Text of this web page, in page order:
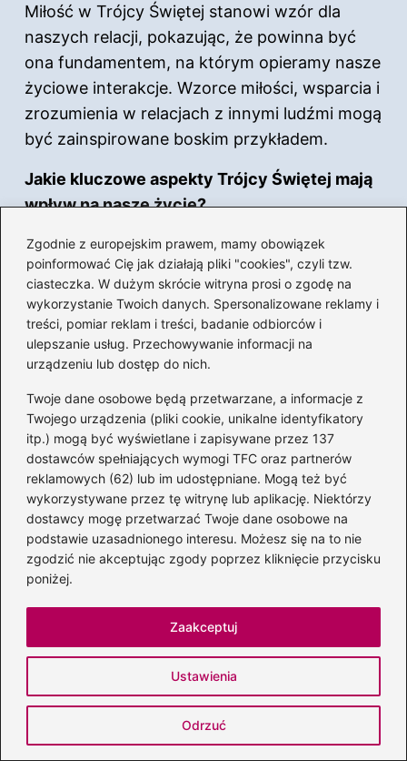
Zgodnie z europejskim prawem, mamy obowiązek
poinformować Cię jak działają pliki "cookies", czyli tzw.
ciasteczka. W dużym skrócie witryna prosi o zgodę na
wykorzystanie Twoich danych. Spersonalizowane reklamy i
treści, pomiar reklam i treści, badanie odbiorców i
ulepszanie usług. Przechowywanie informacji na
urządzeniu lub dostęp do nich.
Twoje dane osobowe będą przetwarzane, a informacje z
Twojego urządzenia (pliki cookie, unikalne identyfikatory
itp.) mogą być wyświetlane i zapisywane przez 137
dostawców spełniających wymogi TFC oraz partnerów
reklamowych (62) lub im udostępniane. Mogą też być
wykorzystywane przez tę witrynę lub aplikację. Niektórzy
dostawcy mogę przetwarzać Twoje dane osobowe na
podstawie uzasadnionego interesu. Możesz się na to nie
zgodzić nie akceptując zgody poprzez kliknięcie przycisku
poniżej.
Ustawienia
Odrzuć
Zaakceptuj
Miłość w Trójcy Świętej stanowi wzór dla
naszych relacji, pokazując, że powinna być
ona fundamentem, na którym opieramy nasze
życiowe interakcje. Wzorce miłości, wsparcia i
zrozumienia w relacjach z innymi ludźmi mogą
być zainspirowane boskim przykładem.
Jakie kluczowe aspekty Trójcy Świętej mają
wpływ na naszeżycie?
Kluczowe aspekty obejmują miłość jako
fundament relacji, jedność w różnorodności,
inspirację do działania oraz wsparcie w
trudnych chwilach. Każda z Osób Boskich
wnosi coś unikalnego, co może wzbogacić
naszą codzienność.
W jaki sposób Trójca Święta przypomina o
wzajemnym wsparciu w relacjach?
Trójca Święta ukazuje, jak ważne jest
wzajemne wsparcie i zrozumienie w relacjach,
nadając im głębszy wymiar. Wzorcowe
interakcje między Osobami Boskimi mogą
inspirować nas do bardziej empatycznego i
wspierającego podejścia w codziennym życiu.
Powiązane wpisy:
Złe decyzje w życiu: inspirujące cytaty,
które pomogą ci dostrzec naukę w